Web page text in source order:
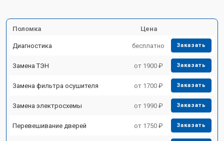
Поломка Цена
Диагностика бесплатно Заказать
Замена ТЭН от 1900 ₽ Заказать
Замена фильтра осушителя от 1700 ₽ Заказать
Замена электросхемы от 1990 ₽ Заказать
Перевешивание дверей от 1750 ₽ Заказать